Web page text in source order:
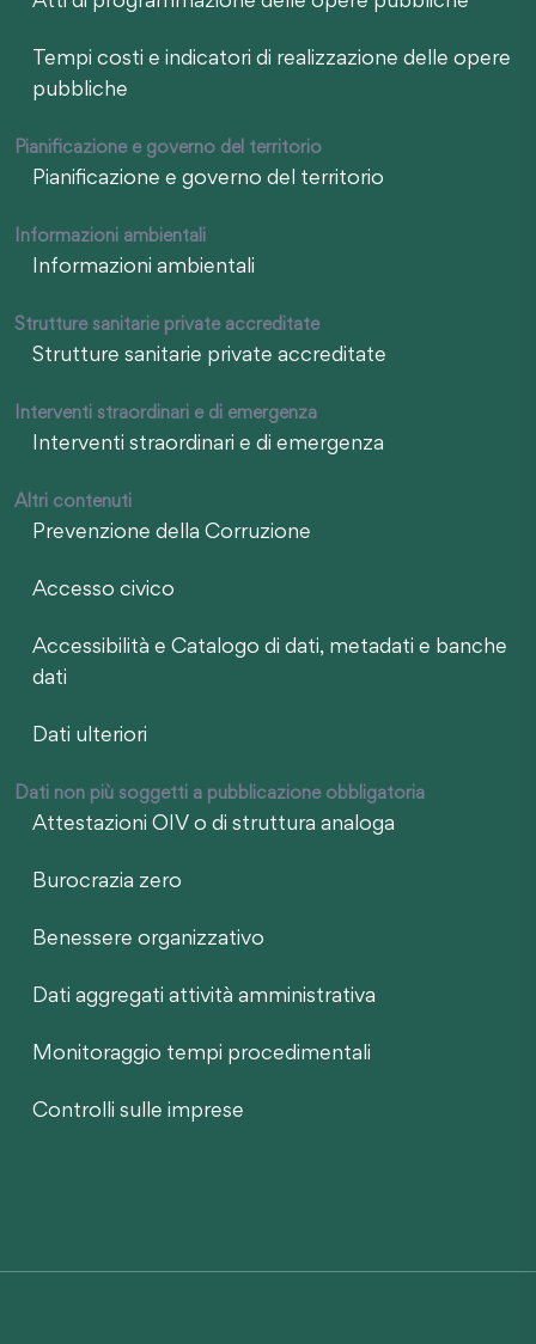
Tempi costi e indicatori di realizzazione delle opere
pubbliche
Pianificazione e governo del territorio
Pianificazione e governo del territorio
Informazioni ambientali
Informazioni ambientali
Strutture sanitarie private accreditate
Strutture sanitarie private accreditate
Interventi straordinari e di emergenza
Interventi straordinari e di emergenza
Altri contenuti
Prevenzione della Corruzione
Accesso civico
Accessibilità e Catalogo di dati, metadati e banche
dati
Dati ulteriori
Dati non più soggetti a pubblicazione obbligatoria
Attestazioni OIV o di struttura analoga
Burocrazia zero
Benessere organizzativo
Dati aggregati attività amministrativa
Monitoraggio tempi procedimentali
Controlli sulle imprese